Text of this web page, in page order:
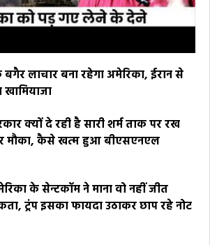
लाचार बना रहेगा अमेरिका, ईरान से
क्यों दे रही है सारी शर्म ताक पर रख
मौका, कैसे खत्म हुआ बीएसएनएल
के सेन्टकॉम ने माना वो नहीं जीत
ट्रंप इसका फायदा उठाकर छाप रहे नोट